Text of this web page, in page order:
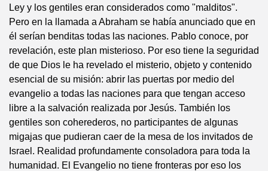
Ley y los gentiles eran considerados como "malditos".
Pero en la llamada a Abraham se había anunciado que en
él serían benditas todas las naciones. Pablo conoce, por
revelación, este plan misterioso. Por eso tiene la seguridad
de que Dios le ha revelado el misterio, objeto y contenido
esencial de su misión: abrir las puertas por medio del
evangelio a todas las naciones para que tengan acceso
libre a la salvación realizada por Jesús. También los
gentiles son coherederos, no participantes de algunas
migajas que pudieran caer de la mesa de los invitados de
Israel. Realidad profundamente consoladora para toda la
humanidad. El Evangelio no tiene fronteras por eso los